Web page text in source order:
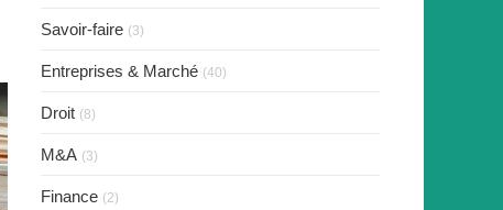
Savoir-faire (3)
Entreprises & Marché (40)
Droit (8)
M&A (3)
Finance (2)